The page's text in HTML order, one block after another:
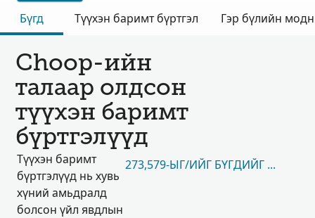
Бүгд
Түүхэн баримт бүртгэл Гэр бүлийн
Choop-ийн
талаар олдсон
түүхэн баримт
бүртгэлүүд
Түүхэн баримт
бүртгэлүүд нь хувь
хүний амьдралд
болсон үйл явдлын
273,579-ЫГ/ИЙГ БҮГДИЙГ НЬ ҮЗЭХ